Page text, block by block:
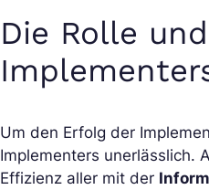
Die Rolle
Um den Erfolg der
Implementers unerlässlich.
Effizienz aller mit der